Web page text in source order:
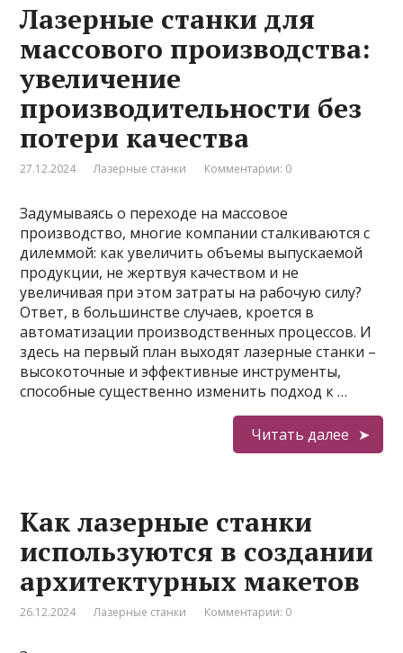
Лазерные станки для
массового производства:
увеличение
производительности без
потери качества
27.12.2024 Лазерные станки Комментарии: 0
Задумываясь о переходе на массовое
производство, многие компании сталкиваются с
дилеммой: как увеличить объемы выпускаемой
продукции, не жертвуя качеством и не
увеличивая при этом затраты на рабочую силу?
Ответ, в большинстве случаев, кроется в
автоматизации производственных процессов. И
здесь на первый план выходят лазерные станки –
высокоточные и эффективные инструменты,
способные существенно изменить подход к …
Читать далее
Как лазерные станки
используются в создании
архитектурных макетов
26.12.2024 Лазерные станки Комментарии: 0